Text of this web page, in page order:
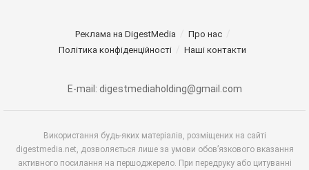
Реклама на DigestMedia
Про нас
Політика конфіденційності
Наші контакти
E-mail: digestmediaholding@gmail.com
Використання будь-яких матеріалів, розміщених на сайті
digestmedia.net, дозволяється лише за умови обов’язкового вказання
активного посилання на першоджерело. При передруку або цитуванні